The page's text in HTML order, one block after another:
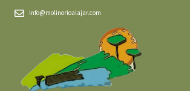
info@molinorioalajar.com